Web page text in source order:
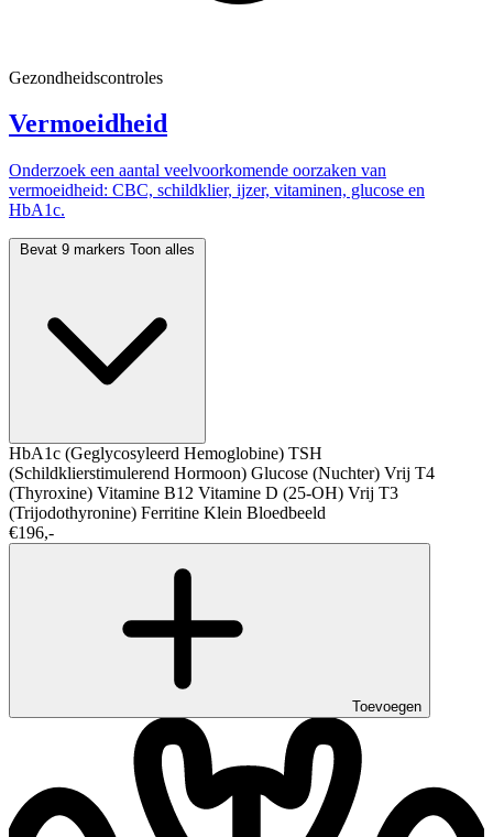
Gezondheidscontroles
Vermoeidheid
Onderzoek een aantal veelvoorkomende oorzaken van
vermoeidheid: CBC, schildklier, ijzer, vitaminen, glucose en
HbA1c.
Bevat 9 markers Toon alles
HbA1c (Geglycosyleerd Hemoglobine) TSH
(Schildklierstimulerend Hormoon) Glucose (Nuchter) Vrij T4
(Thyroxine) Vitamine B12 Vitamine D (25-OH) Vrij T3
(Trijodothyronine) Ferritine Klein Bloedbeeld
€196,-
Toevoegen